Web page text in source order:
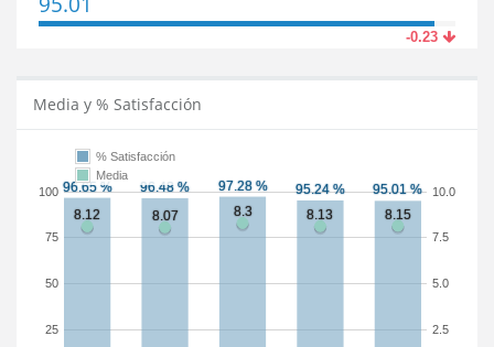
-0.23
Media y % Satisfacción
25
50
75
100
2.5
5.0
7.5
10.0
% Satisfacción
Media